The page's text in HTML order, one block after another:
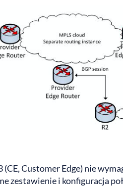
(CE, Customer Edge) nie
zestawienie i konfiguracja